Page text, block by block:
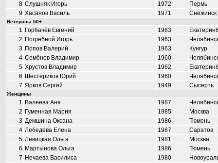
8 Слушняк Игорь 1972
Пермь
9 Хасанов Василь 1971 Снежинск
Ветераны 50+
1 Горбачёв Евгений 1963
2 Погребной Игорь 1963
3 Попов Валерий 1963
Кунгур
4 Семёнов Владимир 1960
5 Хрустов Владимир 1962
6 Шестериков Юрий 1960
7 Ярков Сергей 1949 Сысерть
Женщины
1 Валеева Аня 1987
2 Гуменная Мария 1985
Москва
3 Демшина Оксана 1986
Тюмень
4 Лебедева Елена 1987
Саратов
5 Левицкая Ольга 1981
Москва
6 Мартынова Ольга 1986
Тюмень
7 Нечаева Василиса 1980